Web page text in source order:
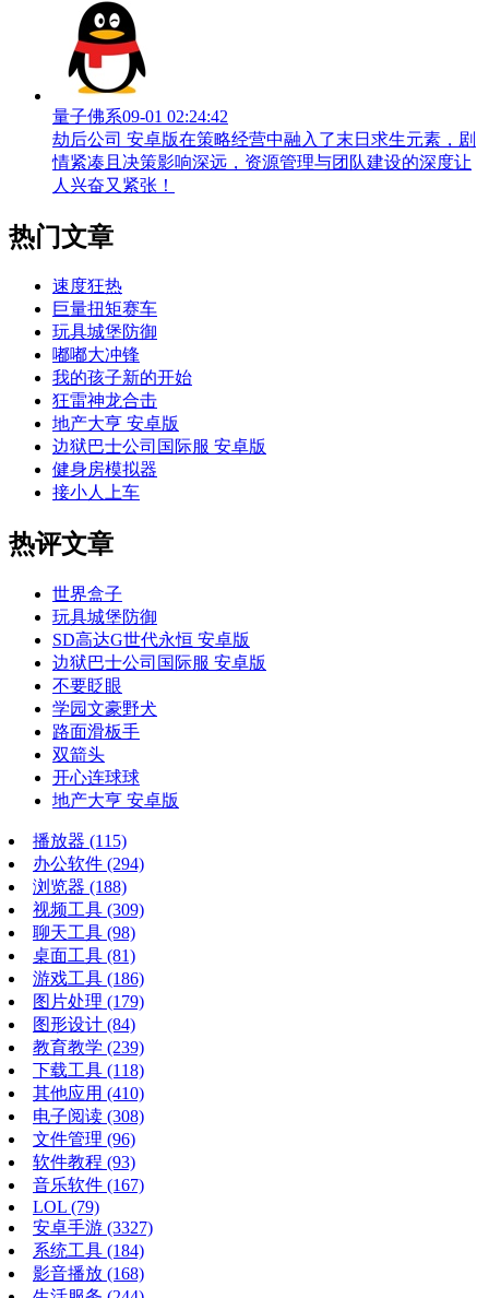
量子佛系09-01 02:24:42
劫后公司 安卓版在策略经营中融入了末日求生元素，剧
情紧凑且决策影响深远，资源管理与团队建设的深度让
人兴奋又紧张！
热门文章
速度狂热
巨量扭矩赛车
玩具城堡防御
嘟嘟大冲锋
我的孩子新的开始
狂雷神龙合击
地产大亨 安卓版
边狱巴士公司国际服 安卓版
健身房模拟器
接小人上车
热评文章
世界盒子
玩具城堡防御
SD高达G世代永恒 安卓版
边狱巴士公司国际服 安卓版
不要眨眼
学园文豪野犬
路面滑板手
双箭头
开心连球球
地产大亨 安卓版
播放器 (115)
办公软件 (294)
浏览器 (188)
视频工具 (309)
聊天工具 (98)
桌面工具 (81)
游戏工具 (186)
图片处理 (179)
图形设计 (84)
教育教学 (239)
下载工具 (118)
其他应用 (410)
电子阅读 (308)
文件管理 (96)
软件教程 (93)
音乐软件 (167)
LOL (79)
安卓手游 (3327)
系统工具 (184)
影音播放 (168)